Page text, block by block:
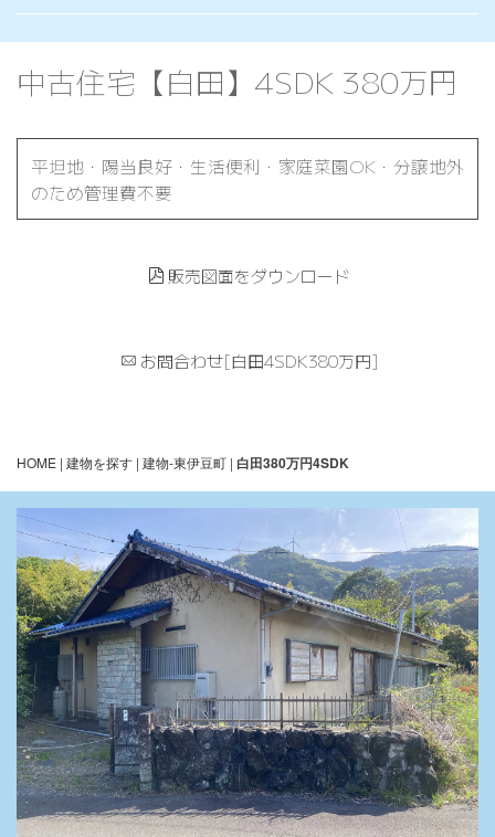
中古住宅【白田】4SDK 380万円
平坦地・陽当良好・生活便利・家庭菜園OK・分譲地外
のため管理費不要
販売図面をダウンロード
お問合わせ[白田4SDK380万円]
HOME | 建物を探す | 建物-東伊豆町 | 白田380万円4SDK